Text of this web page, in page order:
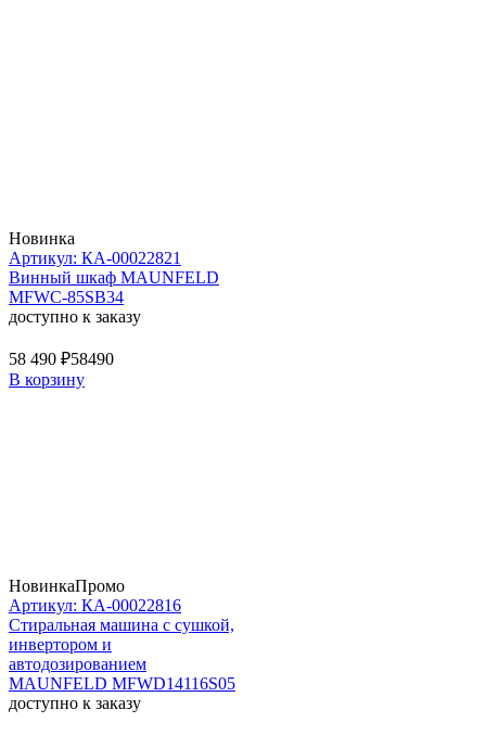
Новинка
Артикул: КА-00022821
Винный шкаф MAUNFELD
MFWC-85SB34
доступно к заказу
58 490 ₽58490
В корзину
НовинкаПромо
Артикул: КА-00022816
Стиральная машина c сушкой,
инвертором и
автодозированием
MAUNFELD MFWD14116S05
доступно к заказу